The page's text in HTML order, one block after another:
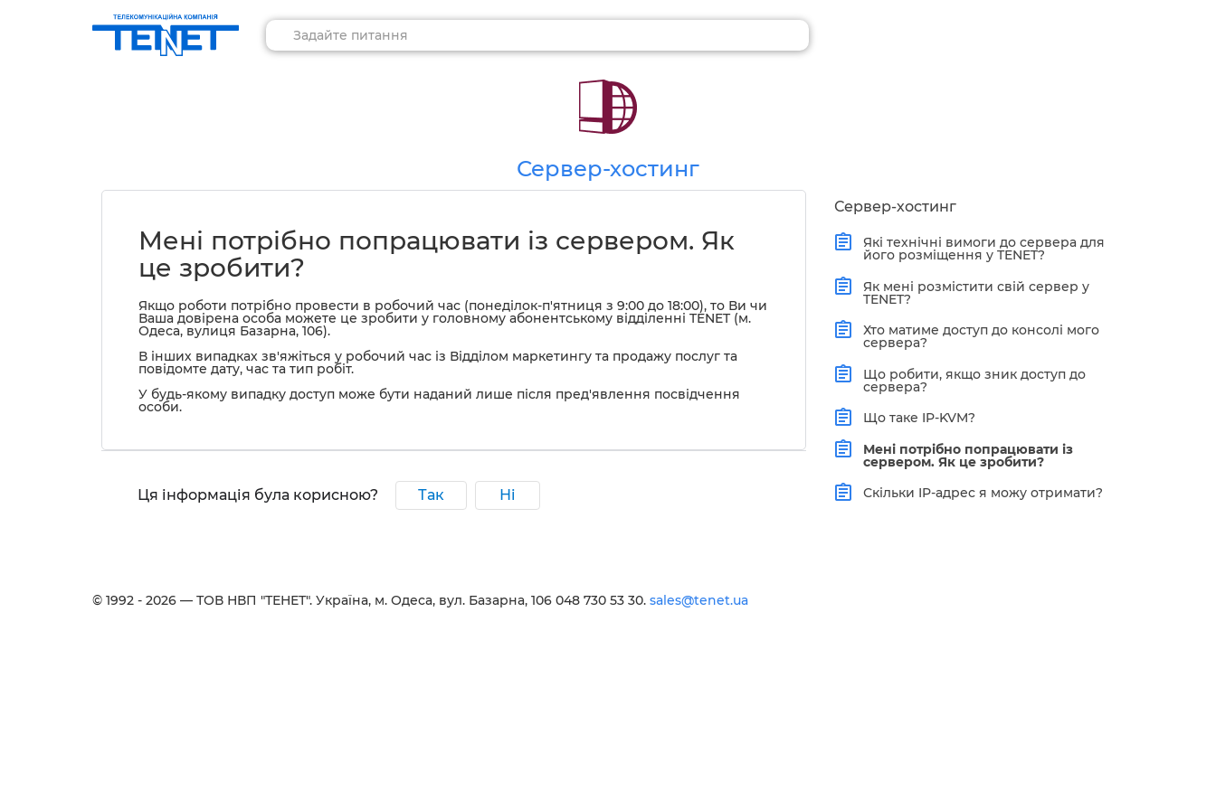
Сервер-хостинг
Мені потрібно попрацювати із сервером. Як
це зробити?
Якщо роботи потрібно провести в робочий час (понеділок-п'ятниця з 9:00 до 18:00), то Ви чи
Ваша довірена особа можете це зробити у головному абонентському відділенні TENET (м.
Одеса, вулиця Базарна, 106).
В інших випадках зв'яжіться у робочий час із Відділом маркетингу та продажу послуг та
повідомте дату, час та тип робіт.
У будь-якому випадку доступ може бути наданий лише після пред'явлення посвідчення
особи.
Ця інформація була корисною? Так Ні
Сервер-хостинг
Які технічні вимоги до сервера для
його розміщення у TENET?
Як мені розмістити свій сервер у
TENET?
Хто матиме доступ до консолі мого
сервера?
Що робити, якщо зник доступ до
сервера?
Що таке IP-KVM?
Мені потрібно попрацювати із
сервером. Як це зробити?
Скільки IP-адрес я можу отримати?
© 1992 - 2026 — ТОВ НВП "ТЕНЕТ". Українa, м. Одеса, вул. Базарна, 106 048 730 53 30. sales@tenet.ua